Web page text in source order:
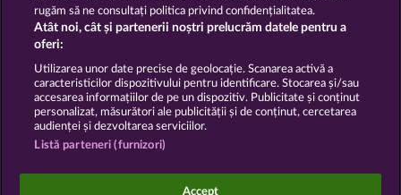
Asistență tehnică Firmă
Întrebări frecvente
Trimite Cererea de Retragere
Jocurile din cazinoul de socializare au ca unic scop
rugăm să ne consultați politica privind confidențialitatea.
Atât noi, cât și partenerii noștri prelucrăm datele pentru a
oferi:
Utilizarea unor date precise de geolocație. Scanarea activă a
caracteristicilor dispozitivului pentru identificare. Stocarea și/sau
accesarea informațiilor de pe un dispozitiv. Publicitate și conținut
personalizat, măsurători ale publicității și de conținut, cercetarea
audienței și dezvoltarea serviciilor.
Listă parteneri (furnizori)
Accept